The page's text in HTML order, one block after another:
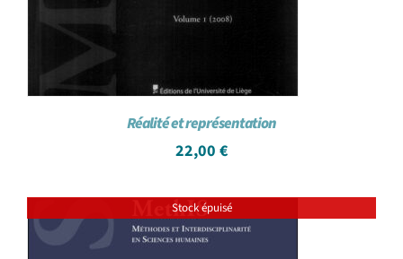
Réalité et représentation
22,00 €
Stock épuisé